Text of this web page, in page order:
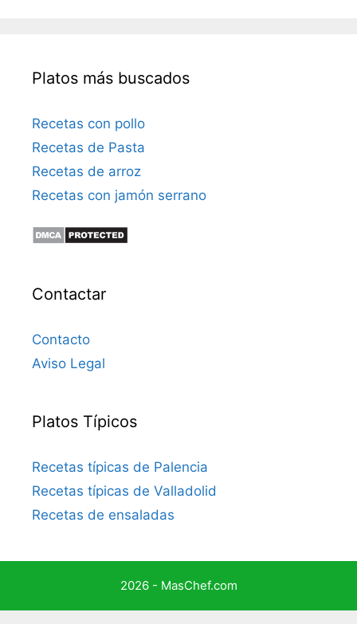
Platos más buscados
Recetas con pollo
Recetas de Pasta
Recetas de arroz
Recetas con jamón serrano
Contactar
Contacto
Aviso Legal
Platos Típicos
Recetas típicas de Palencia
Recetas típicas de Valladolid
Recetas de ensaladas
2026 - MasChef.com